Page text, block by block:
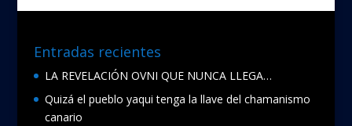
Entradas recientes
LA REVELACIÓN OVNI QUE NUNCA LLEGA…
Quizá el pueblo yaqui tenga la llave del chamanismo
canario